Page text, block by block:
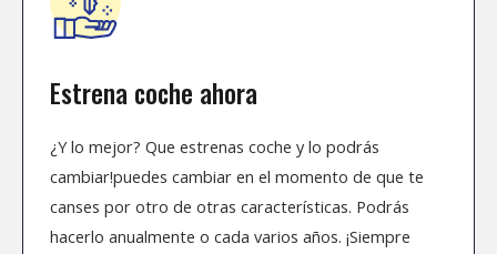
Estrena coche ahora
¿Y lo mejor? Que estrenas coche y lo podrás
cambiar!puedes cambiar en el momento de que te
canses por otro de otras características. Podrás
hacerlo anualmente o cada varios años. ¡Siempre